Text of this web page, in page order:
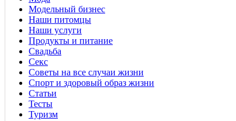
Модельный бизнес
Наши питомцы
Наши услуги
Продукты и питание
Свадьба
Секс
Советы на все случаи жизни
Спорт и здоровый образ жизни
Статьи
Тесты
Туризм